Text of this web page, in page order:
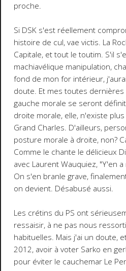
proche.
Si DSK s'est réellement
histoire de cul, vae victis. La
Capitale, et tout le toutim. S'il
machiavélique manipulation,
fond de mon for intérieur,
doute. Et mes toutes dernières
gauche morale se seront
droite morale, elle, n'existe
Grand Charles. D'ailleurs,
posture morale à droite, non?
Comme le chante le délicieux
avec Laurent Wauquiez, "Y'en
On s'en branle grave,
on devient. Désabusé aussi.
Les crétins du PS ont
ressaisir, à ne pas nous
habituelles. Mais j'ai un doute,
2012, avoir à voter Sarko en
pour éviter le cauchemar Le